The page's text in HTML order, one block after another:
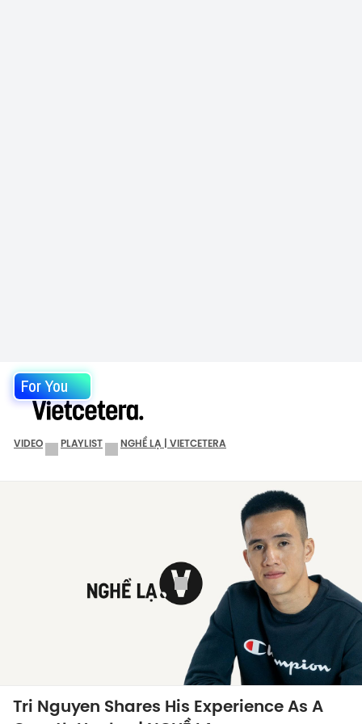
For You
VIDEO PLAYLIST NGHỀ LẠ | VIETCETERA
Tri Nguyen Shares His Experience As A